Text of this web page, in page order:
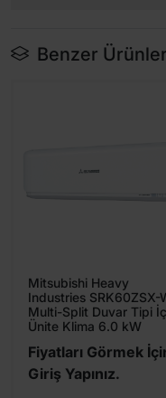
Benzer Ürünler
Mitsubishi Heavy
Industries SRK60ZSX-
Multi-Split Duvar Tipi İç
Ünite Klima 6.0 kW
Fiyatları Görmek
Giriş Yapınız.